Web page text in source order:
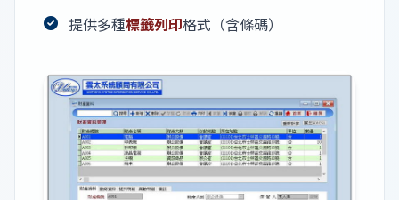
提供多種標籤列印格式（含條碼）